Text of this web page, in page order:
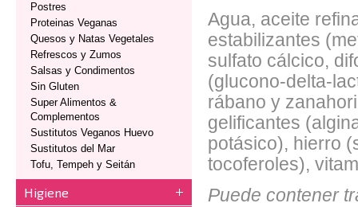
Postres
Proteinas Veganas
Quesos y Natas Vegetales
Refrescos y Zumos
Salsas y Condimentos
Sin Gluten
Super Alimentos &
Complementos
Sustitutos Veganos Huevo
Sustitutos del Mar
Tofu, Tempeh y Seitán
Higiene
Agua, aceite
estabilizantes
sulfato cálcico,
(glucono-delta-
rábano y
gelificantes
potásico), hierro
tocoferoles),
Puede contener